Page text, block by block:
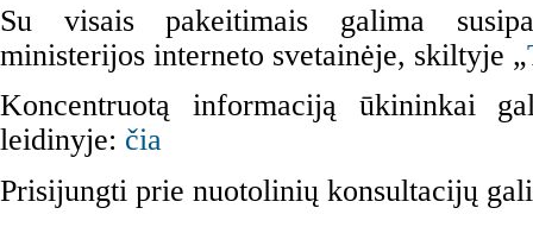
Su visais pakeitimais galima
ministerijos interneto svetainėje, skiltyje „
Koncentruotą informaciją ūkininkai
leidinyje: čia
Prisijungti prie nuotolinių konsultacijų